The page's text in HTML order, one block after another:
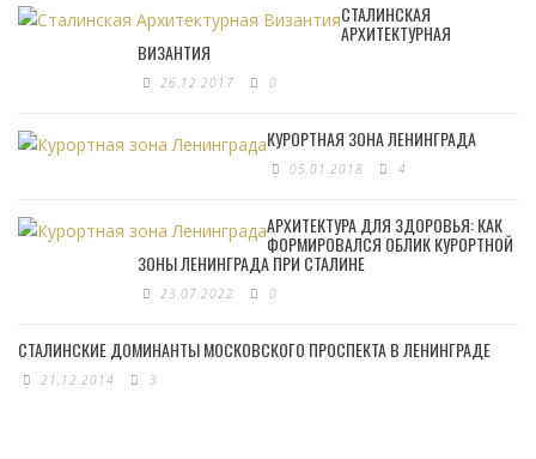
СТАЛИНСКАЯ
АРХИТЕКТУРНАЯ
ВИЗАНТИЯ
26.12.2017 0
КУРОРТНАЯ ЗОНА ЛЕНИНГРАДА
05.01.2018 4
АРХИТЕКТУРА ДЛЯ ЗДОРОВЬЯ: КАК
ФОРМИРОВАЛСЯ ОБЛИК КУРОРТНОЙ
ЗОНЫ ЛЕНИНГРАДА ПРИ СТАЛИНЕ
23.07.2022 0
СТАЛИНСКИЕ ДОМИНАНТЫ МОСКОВСКОГО ПРОСПЕКТА В ЛЕНИНГРАДЕ
21.12.2014 3